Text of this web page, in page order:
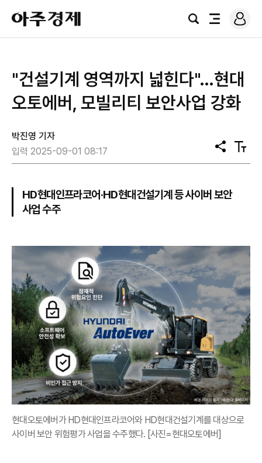
아
주
경
검
전
로
그
"건설기계 영역까지 넓힌다"…현대
오토에버, 모빌리티 보안사업 강화
박진영 기자
입력 2025-09-01 08:17
공
유
텍
스
HD현대인프라코어·HD현대건설기계 등 사이버 보안
사업 수주
현대오토에버가 HD현대인프라코어와 HD현대건설기계를 대상으로
사이버 보안 위험평가 사업을 수주했다. [사진=현대오토에버]